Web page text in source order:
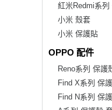
紅米Redmi系
小米 殼套
小米 保護貼
OPPO 配件
Reno系列 保護
Find X系列 保
Find N系列 保